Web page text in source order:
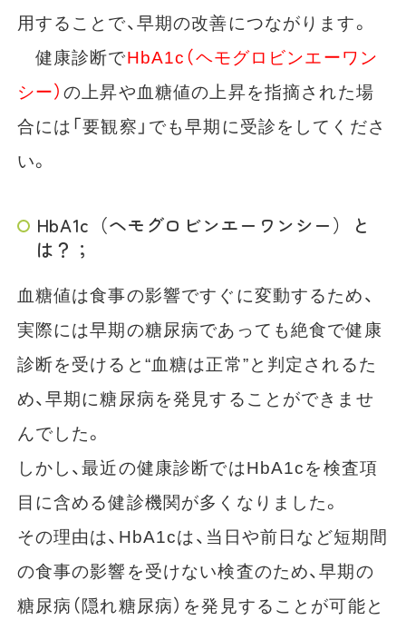
用することで、早期の改善につながります。
健康診断でHbA1c（ヘモグロビンエーワン
シー）の上昇や血糖値の上昇を指摘された場
合には「要観察」でも早期に受診をしてくださ
い。
HbA1c（ヘモグロビンエーワンシー）と
は？；
血糖値は食事の影響ですぐに変動するため、
実際には早期の糖尿病であっても絶食で健康
診断を受けると“血糖は正常”と判定されるた
め、早期に糖尿病を発見することができませ
んでした。
しかし、最近の健康診断ではHbA1cを検査項
目に含める健診機関が多くなりました。
その理由は、HbA1cは、当日や前日など短期間
の食事の影響を受けない検査のため、早期の
糖尿病（隠れ糖尿病）を発見することが可能と